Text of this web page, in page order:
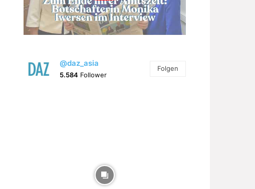
@daz_asia
5.584 Follower
Folgen